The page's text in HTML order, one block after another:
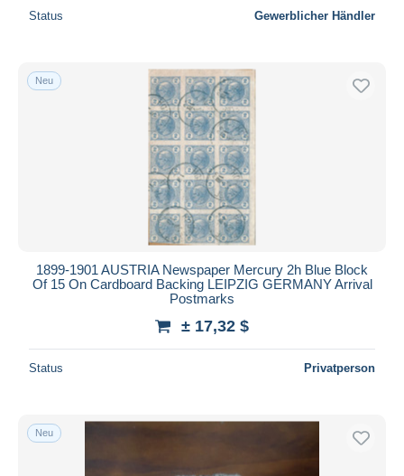
Status Gewerblicher Händler
Neu
1899-1901 AUSTRIA Newspaper Mercury 2h Blue Block
Of 15 On Cardboard Backing LEIPZIG GERMANY Arrival
Postmarks
± 17,32 $
Status Privatperson
Neu